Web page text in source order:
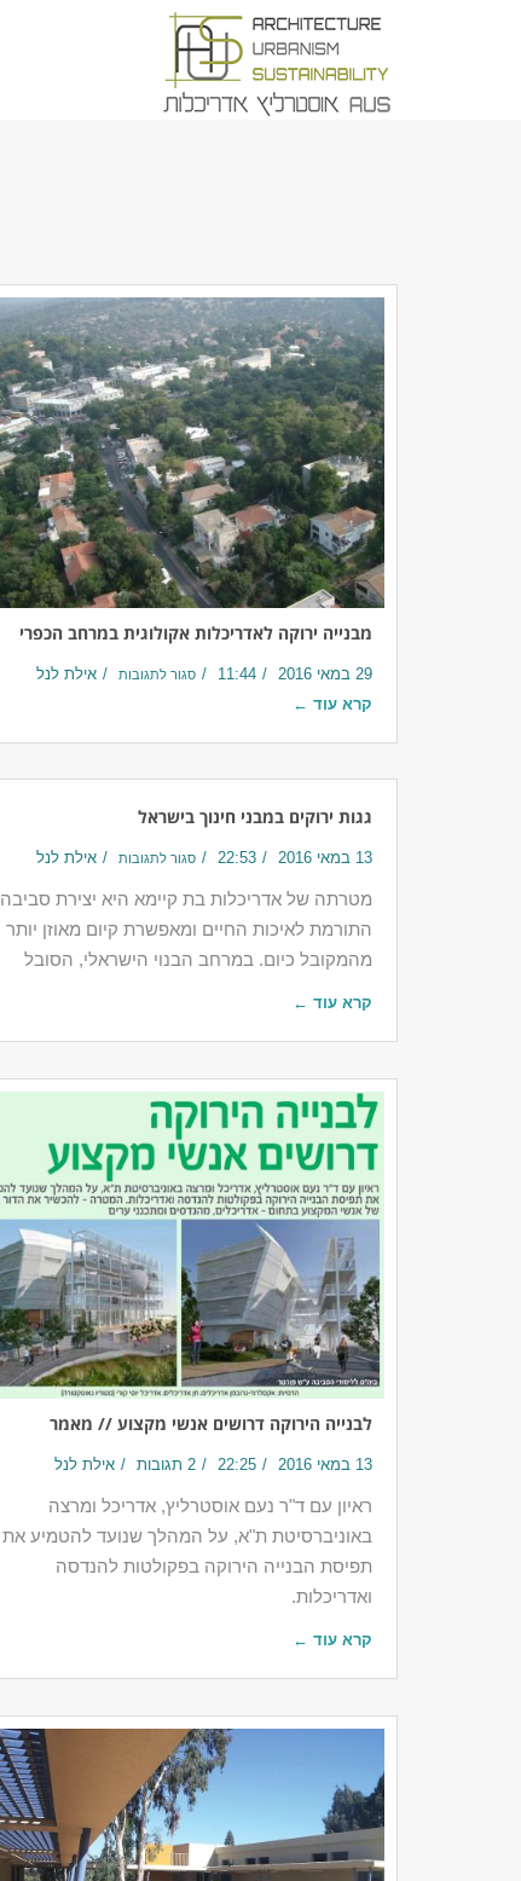
מבנייה ירוקה לאדריכלות אקולוגית במרחב הכפרי
29 במאי 2016 11:44 סגור לתגובות
אילת לנל
קרא עוד ←
גגות ירוקים במבני חינוך בישראל
13 במאי 2016 22:53 סגור לתגובות אילת לנל
מטרתה של אדריכלות בת קיימא היא יצירת סביבה
התורמת לאיכות החיים ומאפשרת קיום מאוזן יותר
מהמקובל כיום. במרחב הבנוי הישראלי, הסובל
קרא עוד ←
לבנייה הירוקה דרושים אנשי מקצוע // מאמר
13 במאי 2016 22:25 2 תגובות אילת לנל
ראיון עם ד"ר נעם אוסטרליץ, אדריכל ומרצה
באוניברסיטת ת"א, על המהלך שנועד להטמיע את
תפיסת הבנייה הירוקה בפקולטות להנדסה
ואדריכלות.
קרא עוד ←